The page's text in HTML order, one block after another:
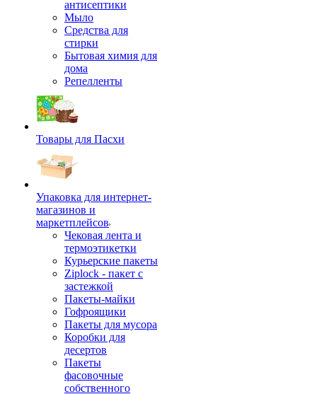
антисептики
Мыло
Средства для
стирки
Бытовая химия для
дома
Репелленты
Товары для Пасхи
Упаковка для интернет-
магазинов и
маркетплейсов
Чековая лента и
термоэтикетки
Курьерские пакеты
Ziplock - пакет с
застежкой
Пакеты-майки
Гофроящики
Пакеты для мусора
Коробки для
десертов
Пакеты
фасовочные
собственного